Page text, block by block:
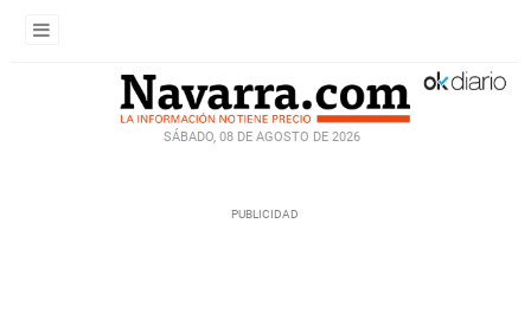
SÁBADO, 08 DE AGOSTO DE 2026